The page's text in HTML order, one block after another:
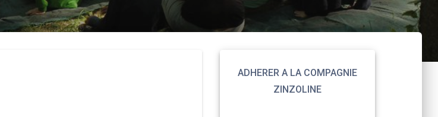
ADHERER A LA COMPAGNIE
ZINZOLINE